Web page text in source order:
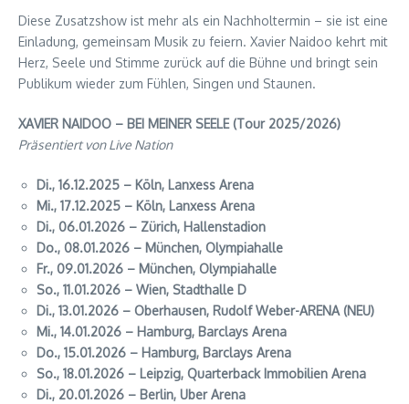
Diese Zusatzshow ist mehr als ein Nachholtermin – sie ist eine
Einladung, gemeinsam Musik zu feiern. Xavier Naidoo kehrt mit
Herz, Seele und Stimme zurück auf die Bühne und bringt sein
Publikum wieder zum Fühlen, Singen und Staunen.
XAVIER NAIDOO – BEI MEINER SEELE (Tour 2025/2026)
Präsentiert von Live Nation
Di., 16.12.2025 – Köln, Lanxess Arena
Mi., 17.12.2025 – Köln, Lanxess Arena
Di., 06.01.2026 – Zürich, Hallenstadion
Do., 08.01.2026 – München, Olympiahalle
Fr., 09.01.2026 – München, Olympiahalle
So., 11.01.2026 – Wien, Stadthalle D
Di., 13.01.2026 – Oberhausen, Rudolf Weber-ARENA (NEU)
Mi., 14.01.2026 – Hamburg, Barclays Arena
Do., 15.01.2026 – Hamburg, Barclays Arena
So., 18.01.2026 – Leipzig, Quarterback Immobilien Arena
Di., 20.01.2026 – Berlin, Uber Arena